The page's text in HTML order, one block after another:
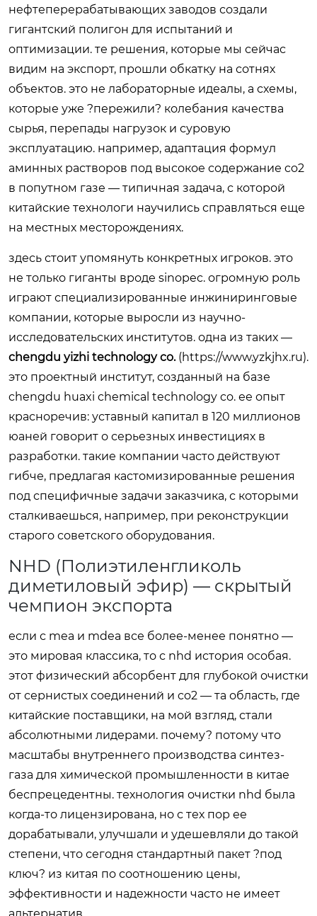
нефтеперерабатывающих заводов создали
гигантский полигон для испытаний и
оптимизации. те решения, которые мы сейчас
видим на экспорт, прошли обкатку на сотнях
объектов. это не лабораторные идеалы, а схемы,
которые уже ?пережили? колебания качества
сырья, перепады нагрузок и суровую
эксплуатацию. например, адаптация формул
аминных растворов под высокое содержание co2
в попутном газе — типичная задача, с которой
китайские технологи научились справляться еще
на местных месторождениях.
здесь стоит упомянуть конкретных игроков. это
не только гиганты вроде sinopec. огромную роль
играют специализированные инжиниринговые
компании, которые выросли из научно-
исследовательских институтов. одна из таких —
chengdu yizhi technology co.(https://www.yzkjhx.ru).
это проектный институт, созданный на базе
chengdu huaxi chemical technology co. ее опыт
красноречив: уставный капитал в 120 миллионов
юаней говорит о серьезных инвестициях в
разработки. такие компании часто действуют
гибче, предлагая кастомизированные решения
под специфичные задачи заказчика, с которыми
сталкиваешься, например, при реконструкции
старого советского оборудования.
NHD (Полиэтиленгликоль
диметиловый эфир) — скрытый
чемпион экспорта
если с mea и mdea все более-менее понятно —
это мировая классика, то с nhd история особая.
этот физический абсорбент для глубокой очистки
от сернистых соединений и co2 — та область, где
китайские поставщики, на мой взгляд, стали
абсолютными лидерами. почему? потому что
масштабы внутреннего производства синтез-
газа для химической промышленности в китае
беспрецедентны. технология очистки nhd была
когда-то лицензирована, но с тех пор ее
дорабатывали, улучшали и удешевляли до такой
степени, что сегодня стандартный пакет ?под
ключ? из китая по соотношению цены,
эффективности и надежности часто не имеет